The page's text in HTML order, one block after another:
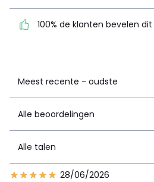
dit
100% de klanten bevelen
Meest recente - oudste
Alle beoordelingen
Alle talen
28/06/2026